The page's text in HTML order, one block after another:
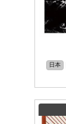
日本